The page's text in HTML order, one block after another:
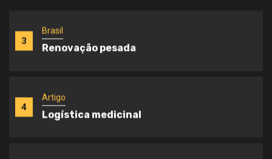
3
Brasil
Renovação pesada
4
Artigo
Logística medicinal